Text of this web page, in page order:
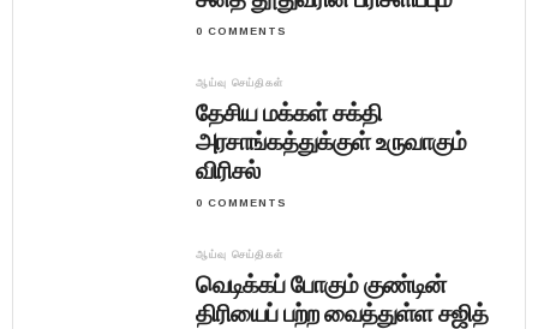
0 COMMENTS
ஆய்வு செய்திகள்
தேசிய மக்கள் சக்தி
அரசாங்கத்துக்குள் உருவாகும்
விரிசல்
0 COMMENTS
ஆய்வு செய்திகள்
வெடிக்கப் போகும் குண்டின்
திரியைப் பற்ற வைத்துள்ள சஜித்